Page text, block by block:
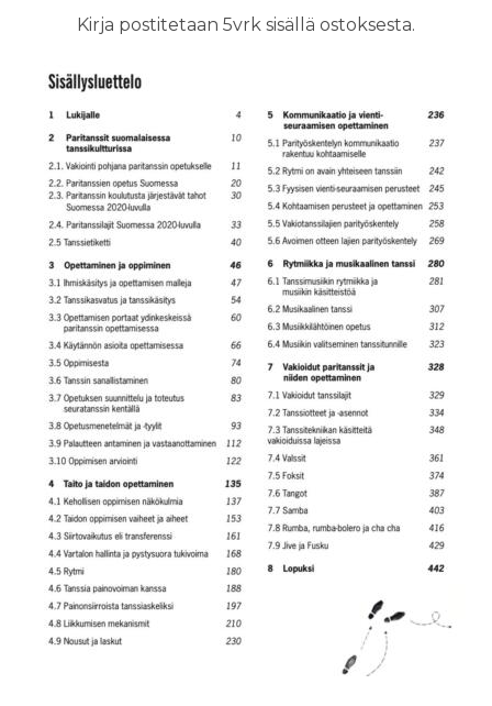
Kirja postitetaan 5vrk sisällä ostoksesta.